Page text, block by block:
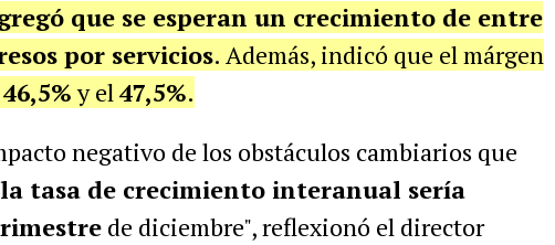
que se esperan un crecimiento de entre
por servicios. Además, indicó que el márgen
46,5%y el47,5%.
negativo de los obstáculos cambiarios que
la tasa de crecimiento interanual sería
de diciembre", reflexionó el director